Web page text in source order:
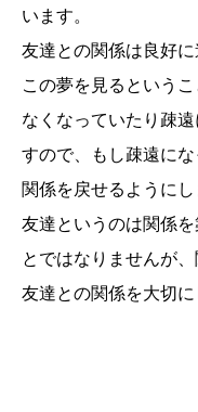
います。
友達との関係は良好に
この夢を見るという
なくなっていたり疎
すので、もし疎遠に
関係を戻せるようにし
友達というのは関係
とではなりませんが
友達との関係を大切に